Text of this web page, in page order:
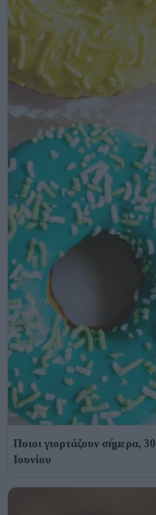
Ποιοι γιορτάζουν σήμερα, 30
Ιουνίου